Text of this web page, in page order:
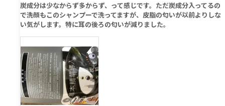
炭成分は少なからず多からず、って感じです。ただ炭成分入ってるの
で洗顔もこのシャンプーで洗ってますが、皮脂の匂いが以前よりしな
い気がします。特に耳の後ろの匂いが減りました。